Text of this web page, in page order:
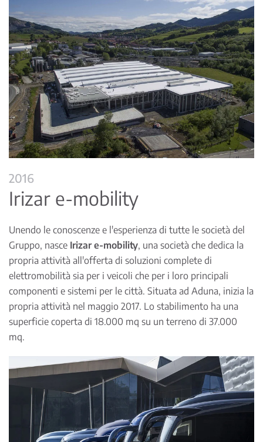
2016
Irizar e-mobility
Unendo le conoscenze e l'esperienza di tutte le società del
Gruppo, nasce Irizar e-mobility, una società che dedica la
propria attività all'offerta di soluzioni complete di
elettromobilità sia per i veicoli che per i loro principali
componenti e sistemi per le città. Situata ad Aduna, inizia la
propria attività nel maggio 2017. Lo stabilimento ha una
superficie coperta di 18.000 mq su un terreno di 37.000
mq.